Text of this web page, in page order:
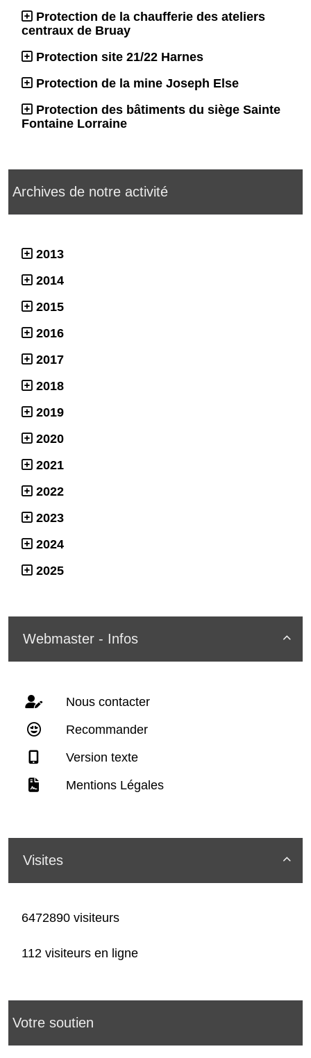
Protection de la chaufferie des ateliers
centraux de Bruay
Protection site 21/22 Harnes
Protection de la mine Joseph Else
Protection des bâtiments du siège Sainte
Fontaine Lorraine
Archives de notre activité
2013
2014
2015
2016
2017
2018
2019
2020
2021
2022
2023
2024
2025

Webmaster - Infos
Nous contacter
Recommander
Version texte
Mentions Légales

Visites
6472890 visiteurs
112 visiteurs en ligne
Votre soutien